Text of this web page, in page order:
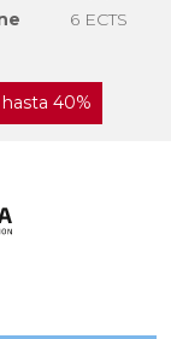
6 ECTS
40%